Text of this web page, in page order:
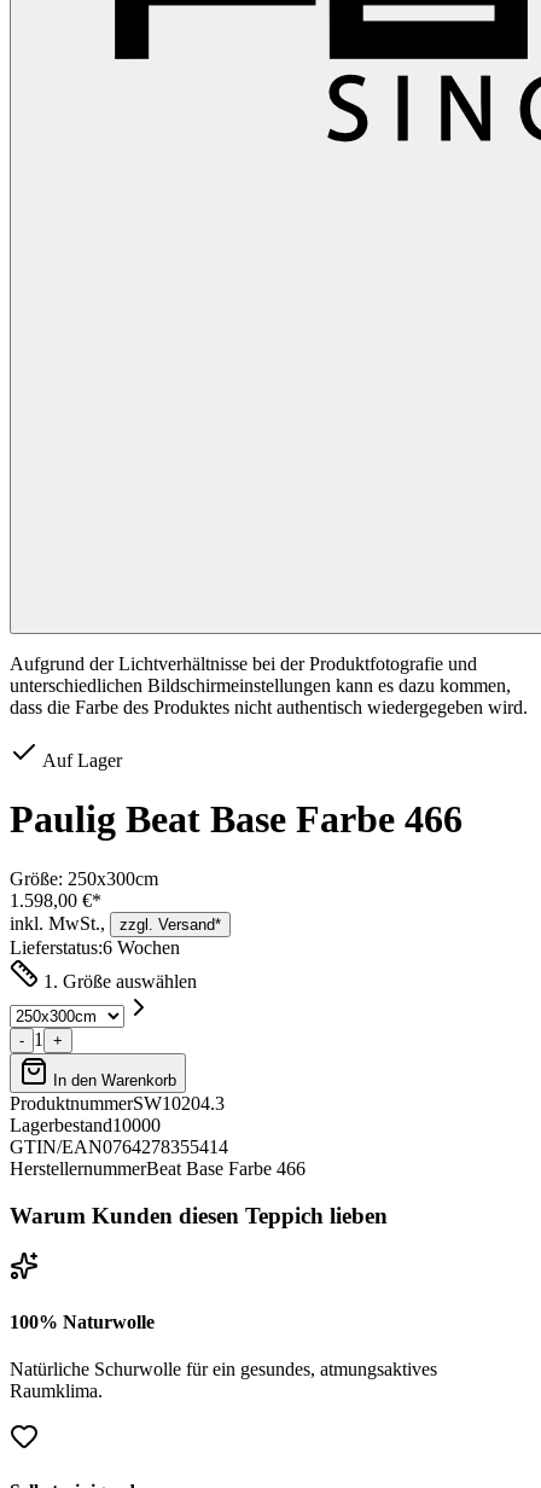
Aufgrund der Lichtverhältnisse bei der Produktfotografie und
unterschiedlichen Bildschirmeinstellungen kann es dazu kommen,
dass die Farbe des Produktes nicht authentisch wiedergegeben wird.
Auf Lager
Paulig Beat Base Farbe 466
Größe: 250x300cm
1.598,00 €*
inkl. MwSt.,
zzgl. Versand*
Lieferstatus:6 Wochen
1. Größe auswählen
- 1 +
In den Warenkorb
ProduktnummerSW10204.3
Lagerbestand10000
GTIN/EAN0764278355414
HerstellernummerBeat Base Farbe 466
Warum Kunden diesen Teppich lieben
100% Naturwolle
Natürliche Schurwolle für ein gesundes, atmungsaktives
Raumklima.